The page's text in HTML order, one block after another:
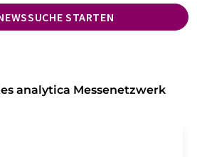
STARTEN
analytica Messenetzwerk